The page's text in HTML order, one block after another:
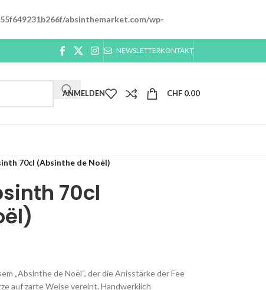
absinthemarket.com/wp-
NEWSLETTERKONTAKT
ANMELDEN CHF 0.00
70cl (Absinthe de Noël)
70cl
„Absinthe de Noël“, der die Anisstärke der Fee
auf zarte Weise vereint. Handwerklich